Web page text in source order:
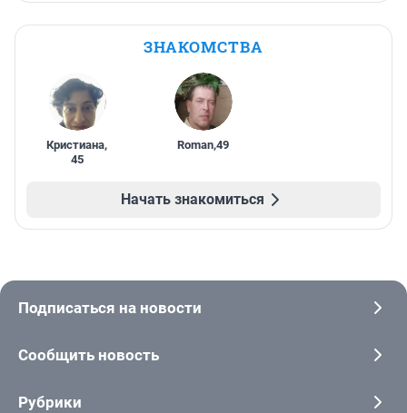
ЗНАКОМСТВА
Кристиана,
45
Roman,49
Начать знакомиться
Подписаться на новости
Сообщить новость
Рубрики